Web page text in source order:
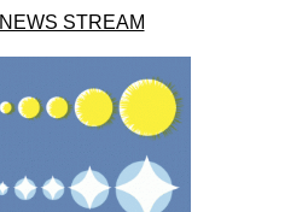
NEWS STREAM